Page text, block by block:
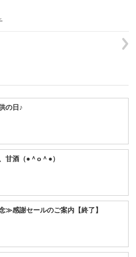
の日♪
甘酒（●＾o＾●）
≫感謝セールのご案内【終了】